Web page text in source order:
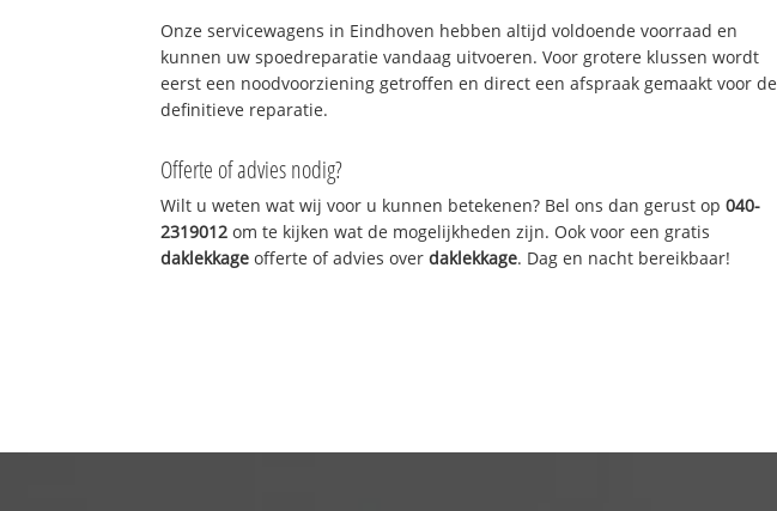
Onze servicewagens in Eindhoven hebben altijd voldoende voorraad en
kunnen uw spoedreparatie vandaag uitvoeren. Voor grotere klussen wordt
eerst een noodvoorziening getroffen en direct een afspraak gemaakt voor de
definitieve reparatie.
Offerte of advies nodig?
Wilt u weten wat wij voor u kunnen betekenen? Bel ons dan gerust op040-
2319012 om te kijken wat de mogelijkheden zijn. Ook voor een gratis
daklekkage offerte of advies overdaklekkage. Dag en nacht bereikbaar!